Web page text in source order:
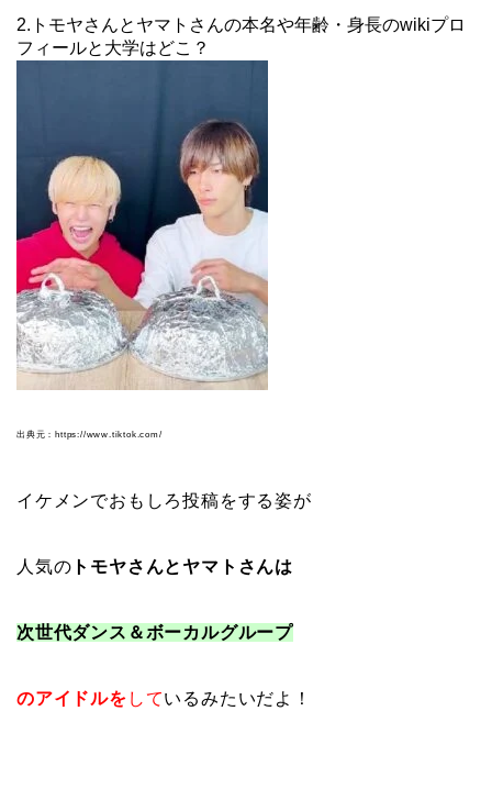
2.トモヤさんとヤマトさんの本名や年齢・身長のwikiプロ
フィールと大学はどこ？
出典元：https://www.tiktok.com/
イケメンでおもしろ投稿をする姿が
人気の トモヤさんとヤマトさんは
次世代ダンス＆ボーカルグループ
のアイドルを しているみたいだよ！